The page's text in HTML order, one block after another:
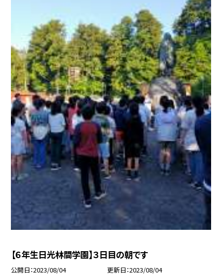
【６年生日光林間学園】３日目の朝です
公開日 2023/08/04 更新日 2023/08/04